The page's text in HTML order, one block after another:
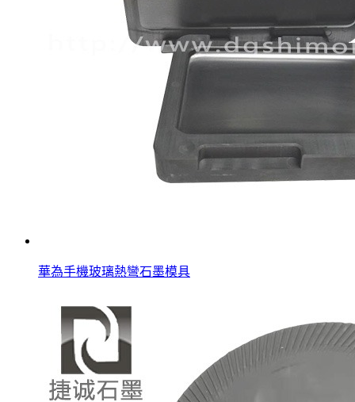
華為手機玻璃熱彎石墨模具